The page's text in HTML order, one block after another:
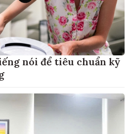
nói để tiêu chuẩn kỹ